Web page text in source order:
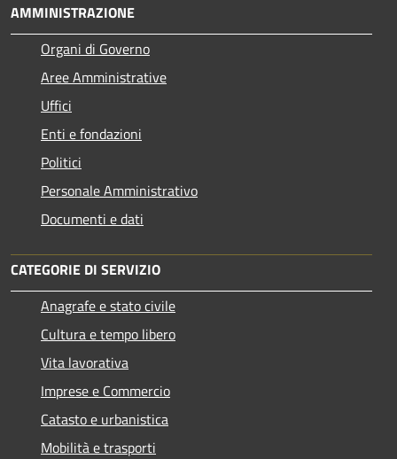
AMMINISTRAZIONE
Organi di Governo
Aree Amministrative
Uffici
Enti e fondazioni
Politici
Personale Amministrativo
Documenti e dati
CATEGORIE DI SERVIZIO
Anagrafe e stato civile
Cultura e tempo libero
Vita lavorativa
Imprese e Commercio
Catasto e urbanistica
Mobilità e trasporti